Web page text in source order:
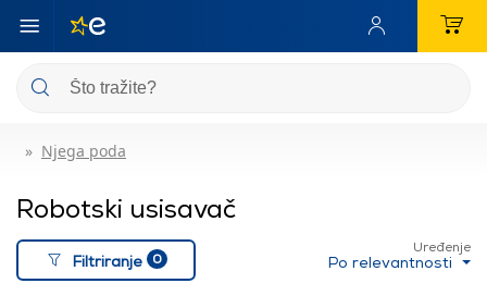
Njega poda
Robotski usisavač
Filtriranje 0
Uređenje
Po relevantnosti